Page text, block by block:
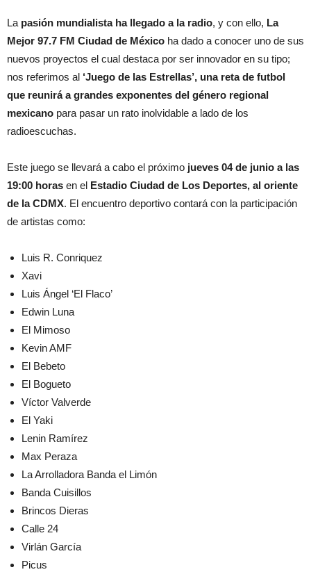
La pasión mundialista ha llegado a la radio, y con ello, La
Mejor 97.7 FM Ciudad de México ha dado a conocer uno de sus
nuevos proyectos el cual destaca por ser innovador en su tipo;
nos referimos al ‘Juego de las Estrellas’, una reta de futbol
que reunirá a grandes exponentes del género regional
mexicano para pasar un rato inolvidable a lado de los
radioescuchas.
Este juego se llevará a cabo el próximo jueves 04 de junio a las
19:00 horas en el Estadio Ciudad de Los Deportes, al oriente
de la CDMX. El encuentro deportivo contará con la participación
de artistas como:
Luis R. Conriquez
Xavi
Luis Ángel ‘El Flaco’
Edwin Luna
El Mimoso
Kevin AMF
El Bebeto
El Bogueto
Víctor Valverde
El Yaki
Lenin Ramírez
Max Peraza
La Arrolladora Banda el Limón
Banda Cuisillos
Brincos Dieras
Calle 24
Virlán García
Picus